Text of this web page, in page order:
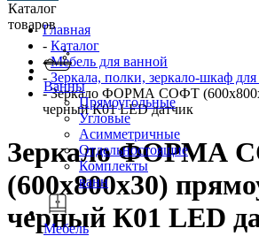
Каталог
товаров
Ванны
Прямоугольные
Угловые
Асимметричные
Отдельностоящие
Комплекты
ванн
Мебель
Главная
- Каталог
-Мебель для ванной
- Зеркала, полки, зеркало-шкаф
- Зеркало ФОРМА СОФТ
черный К01 LED датчик
Зеркало ФОРМА
(600х800х30)
черный К01 LED